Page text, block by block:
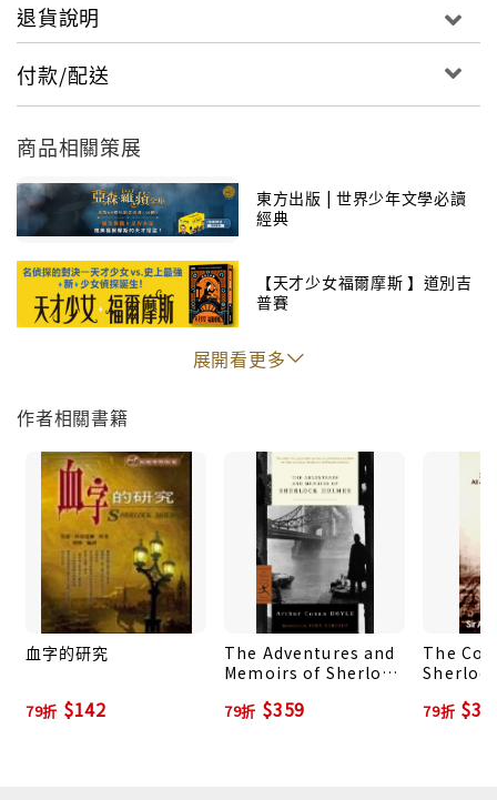
退貨說明
付款/配送
商品相關策展
東方出版 | 世界少年文學必讀
經典
【天才少女福爾摩斯 】道別吉
普賽
展開看更多
作者相關書籍
血字的研究
79折 $142
The Adventures and
Memoirs of Sherlock
79折 $359
The
79折